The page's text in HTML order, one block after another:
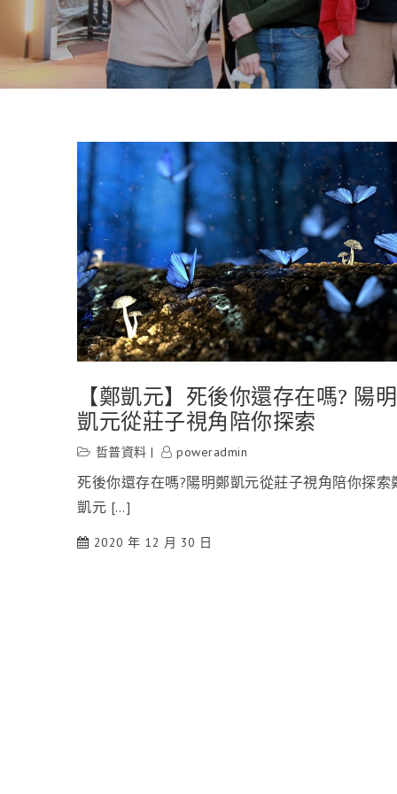
【鄭凱元】死後你還存在嗎? 陽
凱元從莊子視角陪你探索
哲普資料 poweradmin
死後你還存在嗎?陽明鄭凱元從莊子視角陪你探索
凱元 […]
2020 年 12 月 30 日